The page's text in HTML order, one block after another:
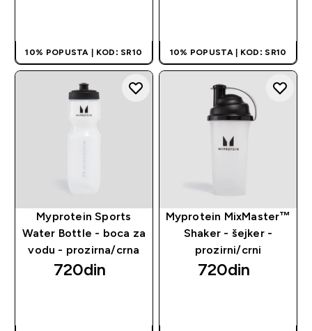
10% POPUSTA | KOD: SR10 10% POPUSTA | KOD: SR10
Myprotein Sports
Water Bottle - boca za
vodu - prozirna/crna
720din‎
Myprotein MixMaster™
Shaker - šejker -
prozirni/crni
720din‎